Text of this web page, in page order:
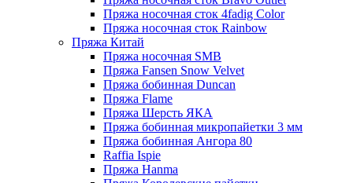
Пряжа носочная сток 4fadig Color
Пряжа носочная сток Rainbow
Пряжа Китай
Пряжа носочная SMB
Пряжа Fansen Snow Velvet
Пряжа бобинная Duncan
Пряжа Flame
Пряжа Шерсть ЯКА
Пряжа бобинная микропайетки 3 мм
Пряжа бобинная Ангора 80
Raffia Ispie
Пряжа Hanma